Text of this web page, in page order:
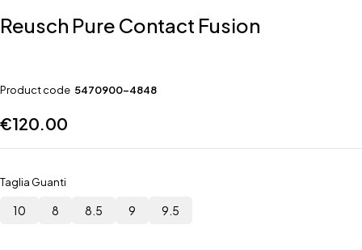
Reusch Pure Contact Fusion
Product code 5470900-4848
€120.00
Taglia Guanti
10 8 8.5 9 9.5